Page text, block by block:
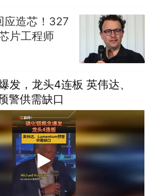
造芯！327
片工程师
发，龙头4连板 英伟达、
警供需缺口